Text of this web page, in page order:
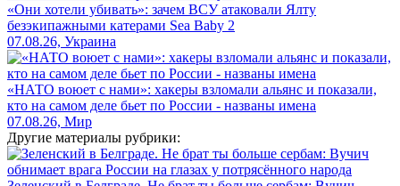
«Они хотели убивать»: зачем ВСУ атаковали Ялту
безэкипажными катерами Sea Baby 2
07.08.26, Украина
«НАТО воюет с нами»: хакеры взломали альянс и показали,
кто на самом деле бьет по России - названы имена
07.08.26, Мир
Другие материалы рубрики: